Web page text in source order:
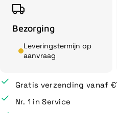
Bezorging
Leveringstermijn op
aanvraag
Gratis verzending vanaf
Nr. 1 in Service